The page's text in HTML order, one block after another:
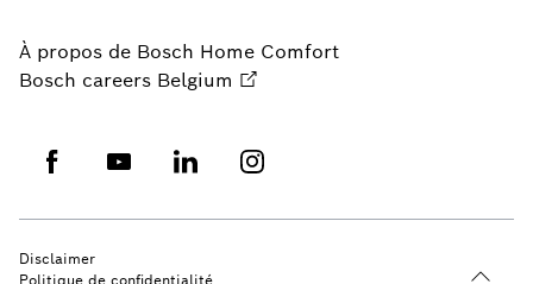
À propos de Bosch Home Comfort
Bosch careers Belgium
Disclaimer
Politique de confidentialité